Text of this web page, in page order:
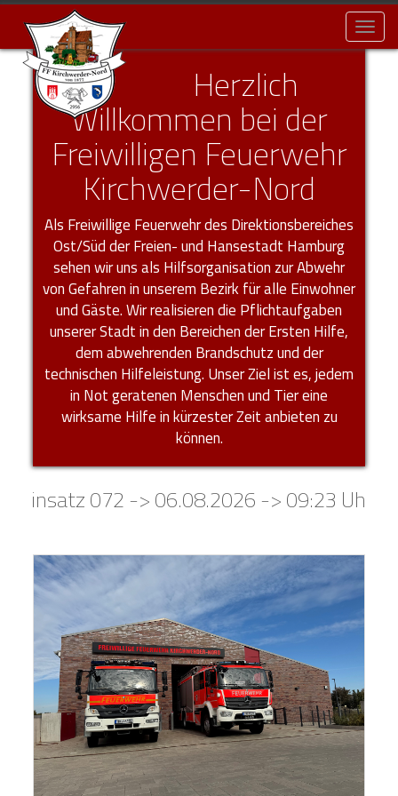
Toggle
Herzlich
Willkommen bei der
Freiwilligen Feuerwehr
Kirchwerder-Nord
Als Freiwillige Feuerwehr des Direktionsbereiches
Ost/Süd der Freien- und Hansestadt Hamburg
sehen wir uns als Hilfsorganisation zur Abwehr
von Gefahren in unserem Bezirk für alle Einwohner
und Gäste. Wir realisieren die Pflichtaufgaben
unserer Stadt in den Bereichen der Ersten Hilfe,
dem abwehrenden Brandschutz und der
technischen Hilfeleistung. Unser Ziel ist es, jedem
in Not geratenen Menschen und Tier eine
wirksame Hilfe in kürzester Zeit anbieten zu
können.
Einsatz 072 -> 06.08.2026 -> 09:23 Uhr